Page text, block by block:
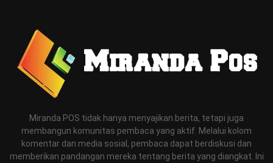
Miranda POS tidak hanya menyajikan berita, tetapi juga
membangun komunitas pembaca yang aktif. Melalui kolom
komentar dan media sosial, pembaca dapat berdiskusi dan
memberikan pandangan mereka tentang berita yang diangkat. Ini